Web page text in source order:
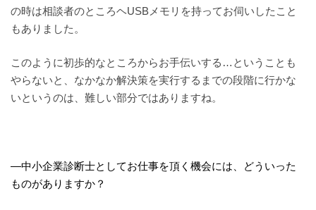
の時は相談者のところヘUSBメモリを持ってお伺いしたこと
もありました。
このように初歩的なところからお手伝いする…ということも
やらないと、なかなか解決策を実行するまでの段階に行かな
いというのは、難しい部分ではありますね。
—中小企業診断士としてお仕事を頂く機会には、どういった
ものがありますか？